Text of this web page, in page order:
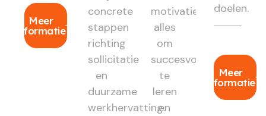
Meer
informatie
concrete
stappen
richting
sollicitatie
en
duurzame
werkhervatting.
motivatie:
alles
om
succesvol
te
leren
en
doelen.
Meer
informatie